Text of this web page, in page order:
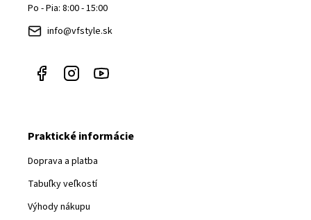
Po - Pia: 8:00 - 15:00
info@vfstyle.sk
Praktické informácie
Doprava a platba
Tabuľky veľkostí
Výhody nákupu